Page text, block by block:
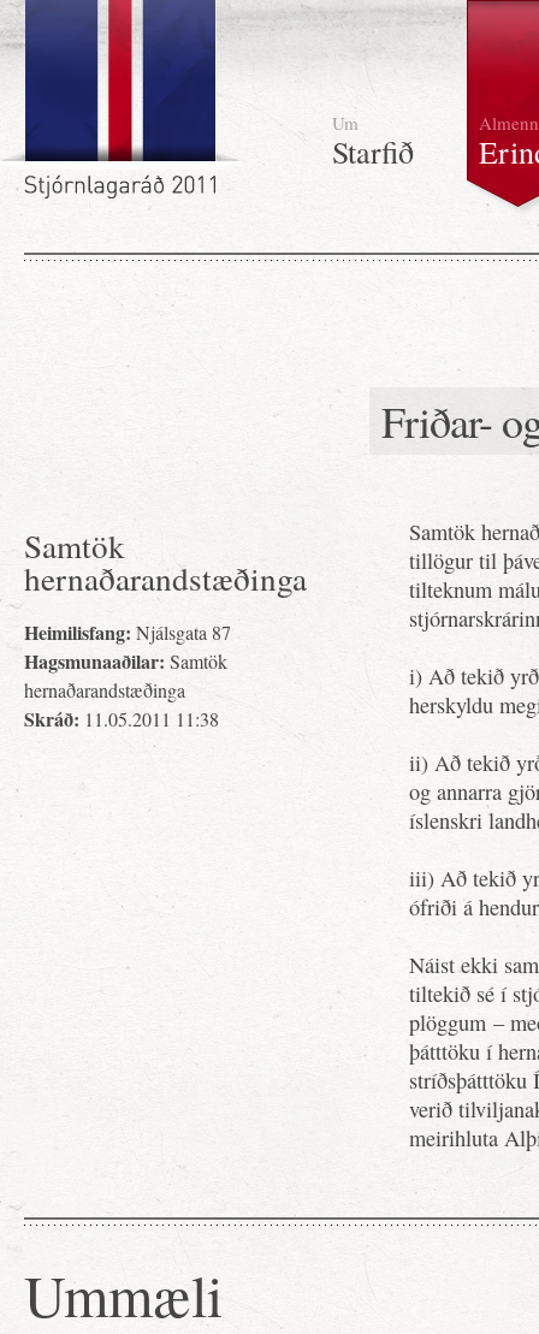
Um
Starfið
Almenn
Friðar-
Samtök
hernaðarandstæðinga
Heimilisfang: Njálsgata 87
Hagsmunaaðilar: Samtök
hernaðarandstæðinga
Skráð: 11.05.2011 11:38
Samtök
tillögur til
tilteknum
i) Að tekið
herskyldu
ii) Að tekið
og annarra
íslenskri
iii) Að tekið
ófriði á
Náist ekki
tiltekið sé í
plöggum –
þátttöku í
stríðsþátttöku
verið
meirihluta
Ummæli